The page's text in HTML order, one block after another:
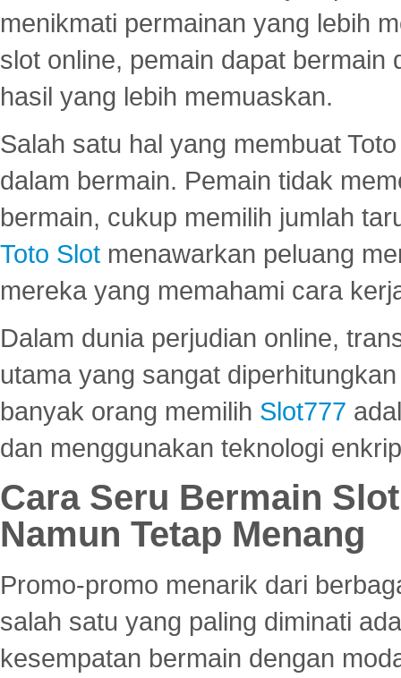
menikmati permainan yang lebih
slot online, pemain dapat
hasil yang lebih memuaskan.
Salah satu hal yang membuat
dalam bermain. Pemain tidak
bermain, cukup memilih jumlah
Toto Slot menawarkan peluang
mereka yang memahami cara
Dalam dunia perjudian online,
utama yang sangat
banyak orang memilih Slot777
dan menggunakan teknologi
Cara Seru Bermain
Namun Tetap Menang
Promo-promo menarik dari
salah satu yang paling diminati
kesempatan bermain dengan